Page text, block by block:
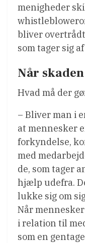
menigheder
bliver
som tager sig
Når
Hvad må der
– Bliver man i
at mennesker
forkyndelse,
med
de, som tager
hjælp udefra.
lukke sig om
Når
i relation til
som en